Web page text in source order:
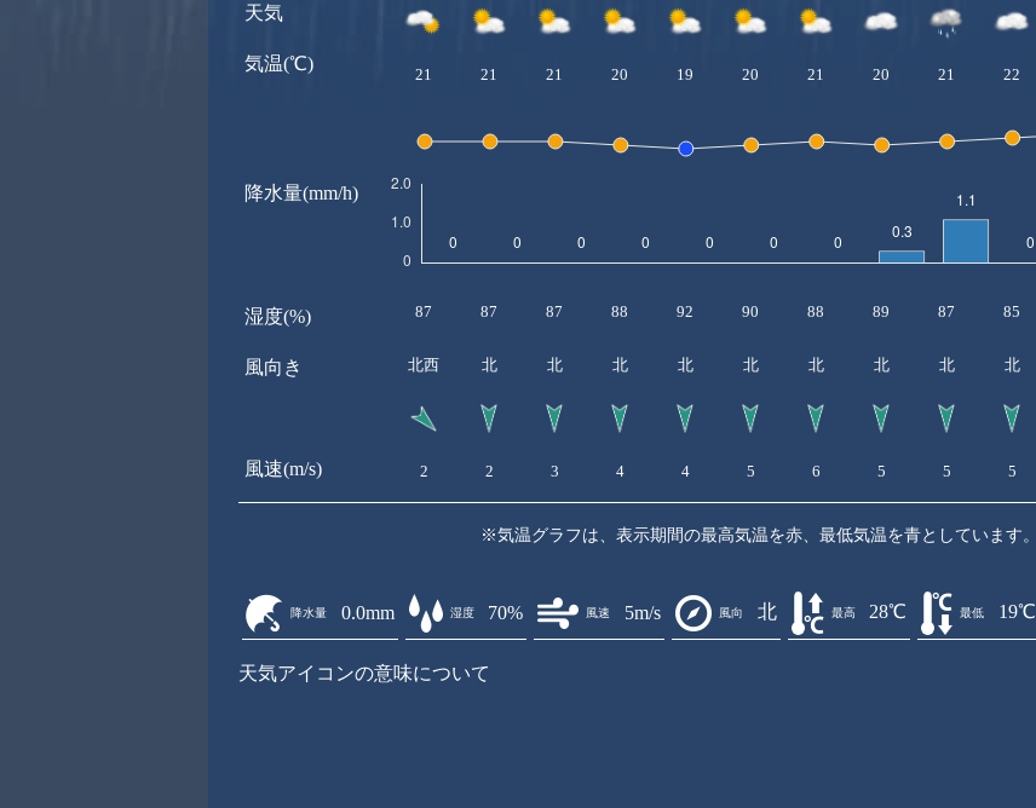
天気
気温(℃)
降水量(mm/h)
湿度(%)
風向き
風速(m/s)
21 21 21 20 19 20 21 20 21 22
87 87 87 88 92 90 88 89 87 85
北西 北 北 北 北 北 北 北 北 北
2 2 3 4 4 5 6 5 5 5
※気温グラフは、表示期間の最高気温を赤、最低気温を青としています。
降水量 0.0mm 湿度 70% 風速 5m/s 風向 北 最高 28℃ 最低 19℃
天気アイコンの意味について